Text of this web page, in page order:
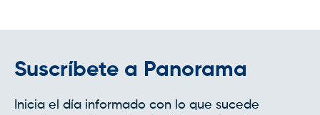
Suscríbete a Panorama
Inicia el día informado con lo que sucede